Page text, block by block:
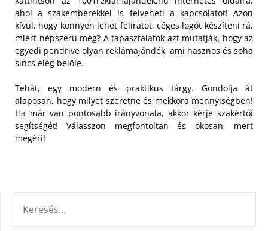
ahol a szakemberekkel is felveheti a kapcsolatot! Azon
kívül, hogy könnyen lehet feliratot, céges logót készíteni rá,
miért népszerű még? A tapasztalatok azt mutatják, hogy az
egyedi pendrive olyan reklámajándék, ami hasznos és soha
sincs elég belőle.
Tehát, egy modern és praktikus tárgy. Gondolja át
alaposan, hogy milyet szeretne és mekkora mennyiségben!
Ha már van pontosabb irányvonala, akkor kérje szakértői
segítségét! Válasszon megfontoltan és okosan, mert
megéri!